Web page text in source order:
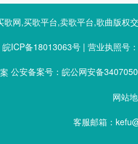
歌网,买歌平台,卖歌平台,歌曲版权
皖ICP备18013063号 | 营业执照号
公安备案号：皖公网安备
网站
客服邮箱：